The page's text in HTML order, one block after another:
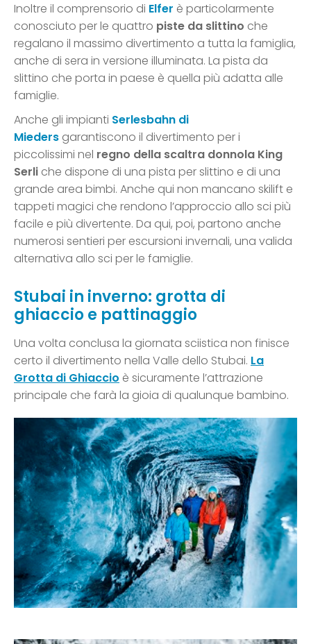
Inoltre il comprensorio di Elfer è particolarmente
conosciuto per le quattro piste da slittino che
regalano il massimo divertimento a tutta la famiglia,
anche di sera in versione illuminata. La pista da
slittino che porta in paese è quella più adatta alle
famiglie.
Anche gli impianti Serlesbahn di
Mieders garantiscono il divertimento per i
piccolissimi nel regno della scaltra donnola King
Serli che dispone di una pista per slittino e di una
grande area bimbi. Anche qui non mancano skilift e
tappeti magici che rendono l’approccio allo sci più
facile e più divertente. Da qui, poi, partono anche
numerosi sentieri per escursioni invernali, una valida
alternativa allo sci per le famiglie.
Stubai in inverno: grotta di
ghiaccio e pattinaggio
Una volta conclusa la giornata sciistica non finisce
certo il divertimento nella Valle dello Stubai. La
Grotta di Ghiaccio è sicuramente l’attrazione
principale che farà la gioia di qualunque bambino.